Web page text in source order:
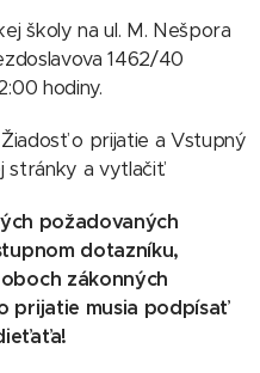
školy na ul. M. Nešpora
1462/40
hodiny.
o prijatie a Vstupný
stránky a vytlačiť.
požadovaných
dotazníku,
zákonných
prijatie musia podpísať